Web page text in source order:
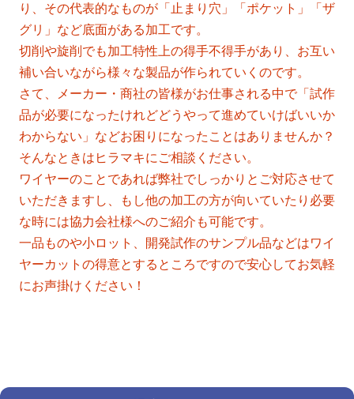
り、その代表的なものが「止まり穴」「ポケット」「ザ
グリ」など底面がある加工です。
切削や旋削でも加工特性上の得手不得手があり、お互い
補い合いながら様々な製品が作られていくのです。
さて、メーカー・商社の皆様がお仕事される中で「試作
品が必要になったけれどどうやって進めていけばいいか
わからない」などお困りになったことはありませんか？
そんなときはヒラマキにご相談ください。
ワイヤーのことであれば弊社でしっかりとご対応させて
いただきますし、もし他の加工の方が向いていたり必要
な時には協力会社様へのご紹介も可能です。
一品ものや小ロット、開発試作のサンプル品などはワイ
ヤーカットの得意とするところですので安心してお気軽
にお声掛けください！